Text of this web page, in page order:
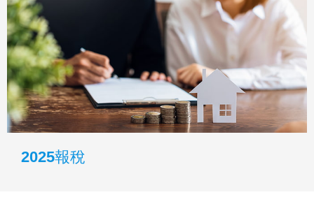
2025報稅